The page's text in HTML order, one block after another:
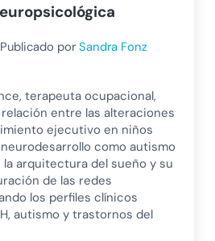
Publicado porSandra Fonz
terapeuta ocupacional,
entre las alteraciones
ejecutivo en niños
como autismo
la arquitectura del sueño y su
de las redes
los perfiles clínicos
autismo y trastornos del